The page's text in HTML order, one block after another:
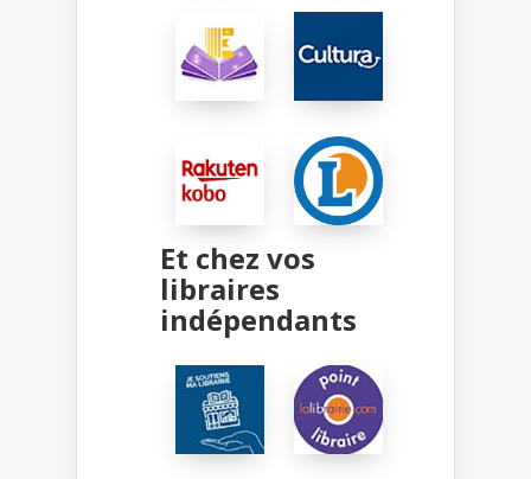
Et chez vos
libraires
indépendants